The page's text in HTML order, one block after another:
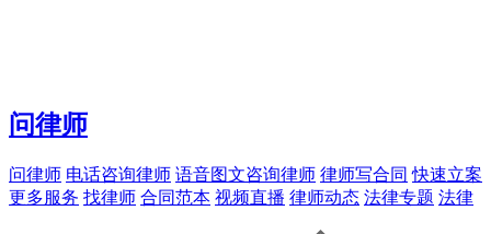
问律师
问律师 电话咨询律师 语音图文咨询律师 律师写合同 快速立案
更多服务 找律师 合同范本 视频直播 律师动态 法律专题 法律